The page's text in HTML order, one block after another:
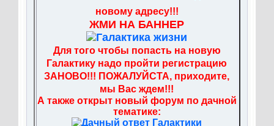
новому адресу!!!
ЖМИ НА БАННЕР
Для того чтобы попасть на новую
Галактику надо пройти регистрацию
ЗАНОВО!!! ПОЖАЛУЙСТА, приходите,
мы Вас ждем!!!
А также открыт новый форум по дачной
тематике: